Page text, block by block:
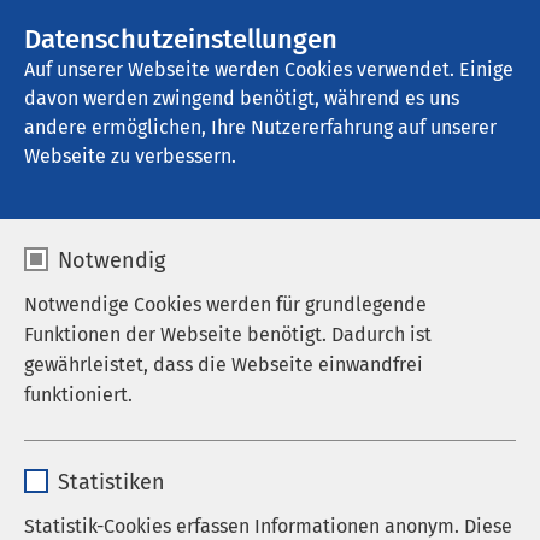
Datenschutzeinstellungen
Auf unserer Webseite werden Cookies verwendet. Einige
davon werden zwingend benötigt, während es uns
andere ermöglichen, Ihre Nutzererfahrung auf unserer
Webseite zu verbessern.
Notwendig
Notwendige Cookies werden für grundlegende
Funktionen der Webseite benötigt. Dadurch ist
gewährleistet, dass die Webseite einwandfrei
funktioniert.
Anbieter sgalinski
Statistiken
Statistik-Cookies erfassen Informationen anonym. Diese
AMEOS Poliklinikum Ueckermünde
Ergebnisse Ihrer Suche
Nutzen Sie dieses Feld, um Ihre Suche zu